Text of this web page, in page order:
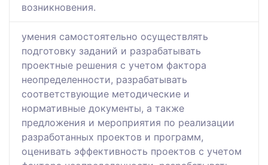
возникновения.
умения самостоятельно осуществлять
подготовку заданий и разрабатывать
проектные решения с учетом фактора
неопределенности, разрабатывать
соответствующие методические и
нормативные документы, а также
предложения и мероприятия по реализации
разработанных проектов и программ,
оценивать эффективность проектов с учетом